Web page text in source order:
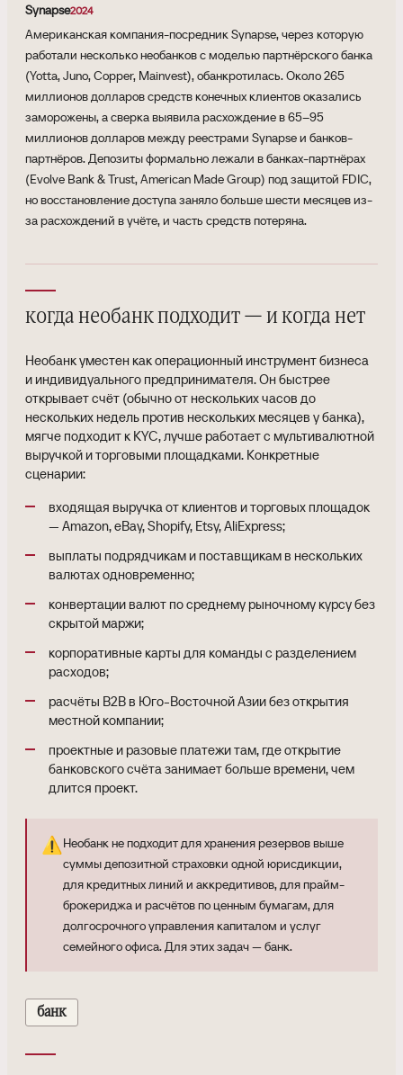
Synapse2024
Американская компания-посредник Synapse, через которую
работали несколько необанков с моделью партнёрского банка
(Yotta, Juno, Copper, Mainvest), обанкротилась. Около 265
миллионов долларов средств конечных клиентов оказались
заморожены, а сверка выявила расхождение в 65–95
миллионов долларов между реестрами Synapse и банков-
партнёров. Депозиты формально лежали в банках-партнёрах
(Evolve Bank & Trust, American Made Group) под защитой FDIC,
но восстановление доступа заняло больше шести месяцев из-
за расхождений в учёте, и часть средств потеряна.
когда необанк подходит — и когда нет
Необанк уместен как операционный инструмент бизнеса
и индивидуального предпринимателя. Он быстрее
открывает счёт (обычно от нескольких часов до
нескольких недель против нескольких месяцев у банка),
мягче подходит к KYC, лучше работает с мультивалютной
выручкой и торговыми площадками. Конкретные
сценарии:
входящая выручка от клиентов и торговых площадок
— Amazon, eBay, Shopify, Etsy, AliExpress;
выплаты подрядчикам и поставщикам в нескольких
валютах одновременно;
конвертации валют по среднему рыночному курсу без
скрытой маржи;
корпоративные карты для команды с разделением
расходов;
расчёты B2B в Юго-Восточной Азии без открытия
местной компании;
проектные и разовые платежи там, где открытие
банковского счёта занимает больше времени, чем
длится проект.
⚠️ Необанк не подходит для хранения резервов выше
суммы депозитной страховки одной юрисдикции,
для кредитных линий и аккредитивов, для прайм-
брокериджа и расчётов по ценным бумагам, для
долгосрочного управления капиталом и услуг
семейного офиса. Для этих задач — банк.
банк